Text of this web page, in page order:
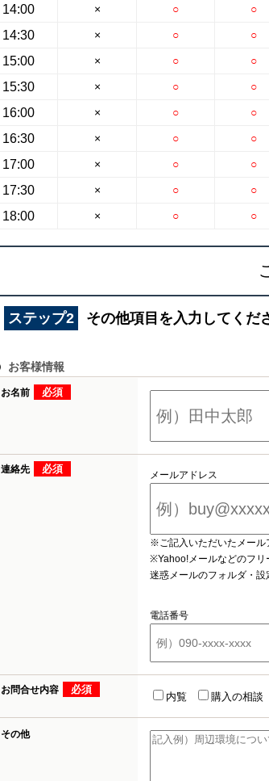
14:00
14:30
15:00
15:30
16:00
16:30
17:00
17:30
18:00
×
×
×
×
×
×
×
×
×
○
○
○
○
○
○
○
○
○
○
○
○
○
○
○
○
○
○
ステップ2 その他項目を入力してくだ
お客様情報
お名前 必須
連絡先 必須 メールアドレス
※ご記入いただいたメール
※Yahoo!メールなどのフリ
迷惑メールのフォルダ・設
電話番号
お問合せ内容 必須
内覧 購入の相談
その他